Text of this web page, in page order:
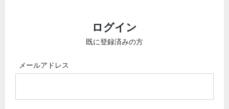
ログイン
既に登録済みの方
メールアドレス